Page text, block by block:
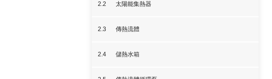
2.2 太陽能集熱器
2.3 傳熱流體
2.4 儲熱水箱